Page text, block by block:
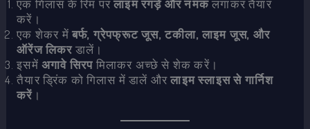
एक गिलास के रिम परलाइम रगड़ें और नमकलगाकर तैयार
करें।
एक शेकर में बर्फ, ग्रेपफ्रूट जूस, टकीला, लाइम जूस, और
ऑरेंज लिकरडालें।
इसमें अगावे सिरप मिलाकर अच्छे से शेक करें।
तैयार ड्रिंक को गिलास में डालें औरलाइम स्लाइस से गार्निश
करें।